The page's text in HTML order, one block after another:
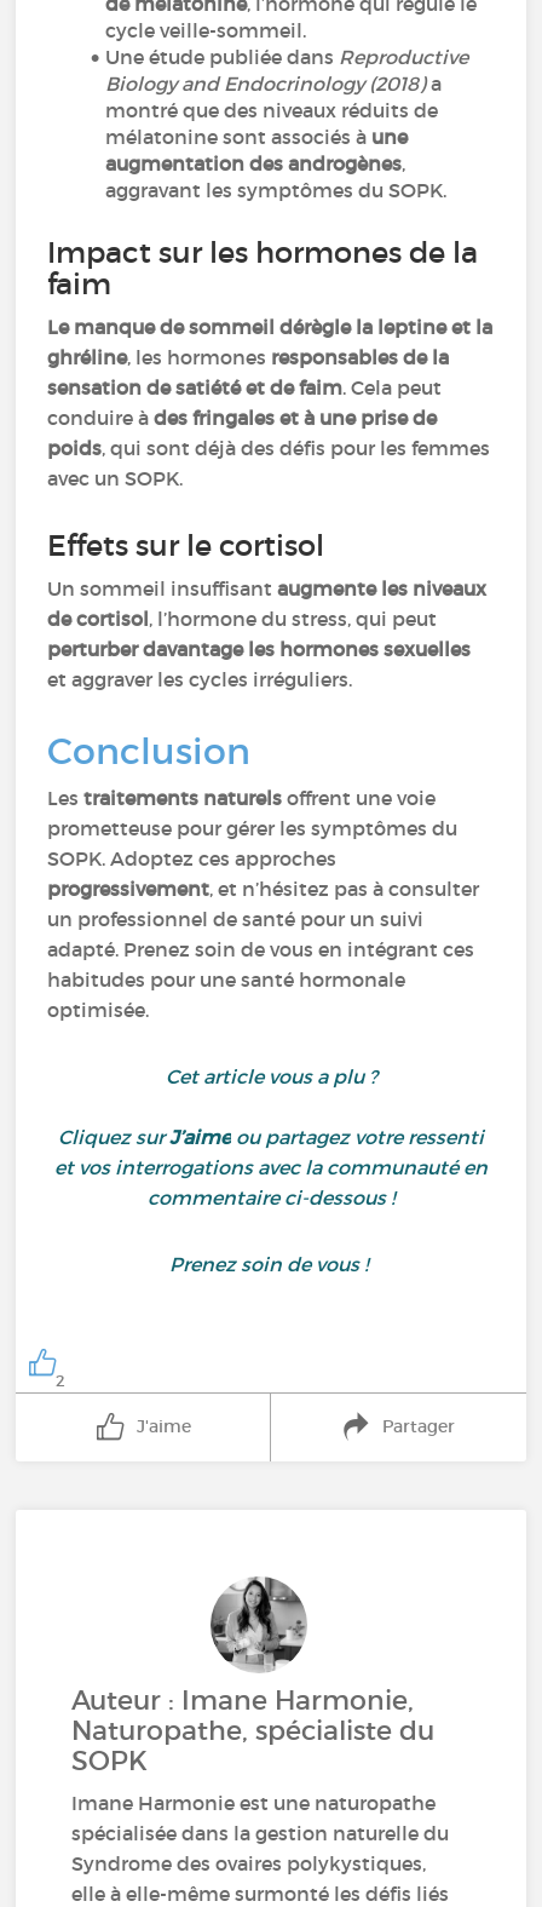
cycle veille-sommeil.
Une étude publiée dans Reproductive
Biology and Endocrinology (2018)a
montré que des niveaux réduits de
mélatonine sont associés à une
augmentation des androgènes,
aggravant les symptômes du SOPK.
Impact sur les hormones de la
faim
Le manque de sommeil dérègle la leptine et la
ghréline, les hormones responsables de la
sensation de satiété et de faim. Cela peut
conduire àdes fringales et à une prise de
poids, qui sont déjà des défis pour les femmes
avec un SOPK.
Effets sur le cortisol
Un sommeil insuffisantaugmente les niveaux
de cortisol, l’hormone du stress, qui peut
perturber davantage les hormones sexuelles
et aggraver les cycles irréguliers.
Conclusion
Lestraitements naturels offrent une voie
prometteuse pour gérer les symptômes du
SOPK. Adoptez ces approches
progressivement, et n’hésitez pas à consulter
un professionnel de santé pour un suivi
adapté. Prenez soin de vous en intégrant ces
habitudes pour une santé hormonale
optimisée.
Cet article vous a plu ?
Cliquez surJ’aime ou partagez votre ressenti
et vos interrogations avec la communauté en
commentaire ci-dessous !
Prenez soin de vous !
2
J'aime Partager
Auteur : Imane Harmonie,
Naturopathe, spécialiste du
SOPK
Imane Harmonie est une naturopathe
spécialisée dans la gestion naturelle du
Syndrome des ovaires polykystiques,
elle à elle-même surmonté les défis liés